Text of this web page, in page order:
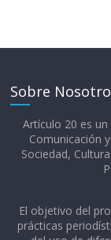
Sobre
Artículo 20 es
Comunicación
Sociedad,
El objetivo del
prácticas